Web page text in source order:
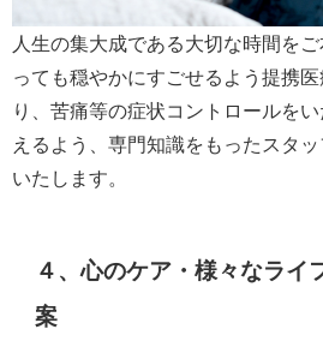
人生の集大成である大切な時間を
っても穏やかにすごせるよう提携
り、苦痛等の症状コントロールを
えるよう、専門知識をもったスタ
いたします。
４、心のケア・様々なライ
案